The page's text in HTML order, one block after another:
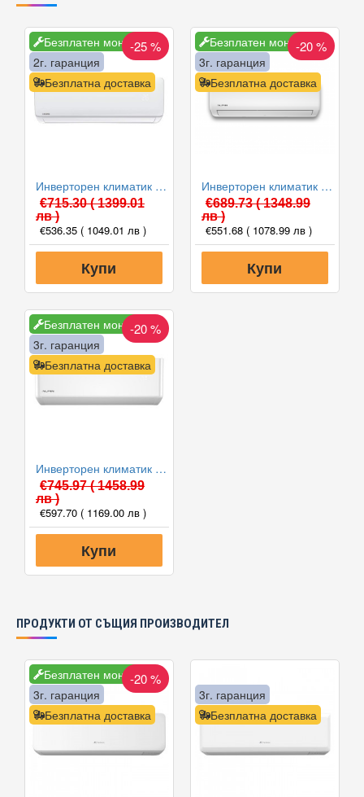
Безплатен монтаж
Безплатна доставка
2г. гаранция
-25 %
Инверторен климатик Crown CIT-12FO62AS, 12 000 BTU, Клас A++
€715.30( 1399.01
лв )
€536.35 ( 1049.01 лв )
Купи
Безплатен монтаж
Безплатна доставка
3г. гаранция
-20 %
Инверторен климатик Alpin ASW-35ETE, Elite, WIFI, 12000 BTU, Клас А++
€689.73( 1348.99
лв )
€551.68 ( 1078.99 лв )
Купи
Безплатен монтаж
Безплатна доставка
3г. гаранция
-20 %
Инверторен климатик Alpin ASW-35PTT Pro, WIFI, 12000 BTU, Клас А++
€745.97( 1458.99
лв )
€597.70 ( 1169.00 лв )
Купи
ПРОДУКТИ ОТ СЪЩИЯ ПРОИЗВОДИТЕЛ
Безплатен монтаж
Безплатна доставка
3г. гаранция
-20 %
Безплатна доставка
3г. гаранция